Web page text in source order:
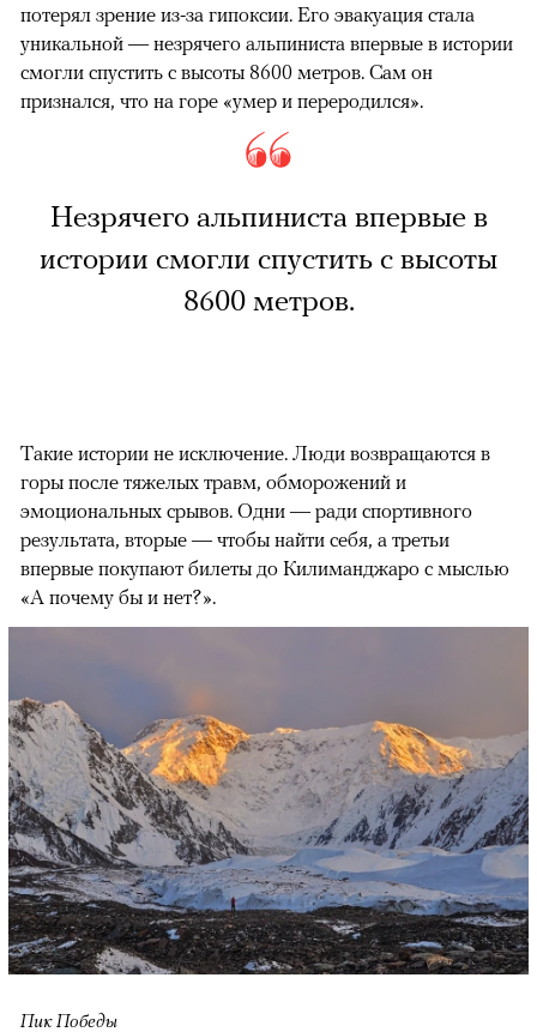
потерял зрение из-за гипоксии. Его эвакуация стала
уникальной — незрячего альпиниста впервые в истории
смогли спустить с высоты 8600 метров. Сам он
признался, что на горе «умер и переродился».
Незрячего альпиниста впервые в
истории смогли спустить с высоты
8600 метров.
Такие истории не исключение. Люди возвращаются в
горы после тяжелых травм, обморожений и
эмоциональных срывов. Одни — ради спортивного
результата, вторые — чтобы найти себя, а третьи
впервые покупают билеты до Килиманджаро с мыслью
«А почему бы и нет?».
Пик Победы